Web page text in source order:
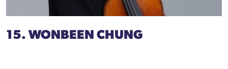
15. WONBEEN CHUNG